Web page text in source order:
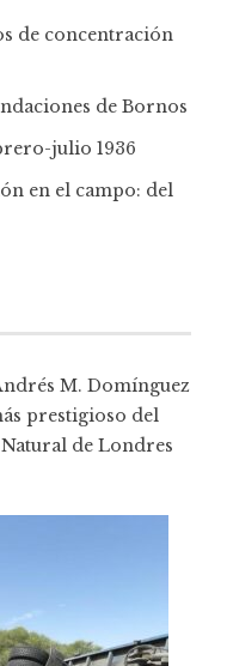
de concentración
de Bornos
julio 1936
en el campo: del
M. Domínguez
prestigioso del
de Londres